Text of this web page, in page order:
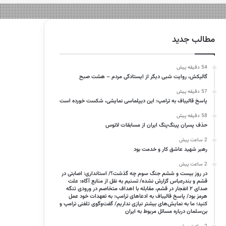
مطالب جدید
54 دقیقه پیش
گالیکش، روایت شبی دیگر از ایستادگی مردم – هشت صبح
57 دقیقه پیش
پاسخ قالیباف به ترامپ: این دیپلماسی نمایشی، شکست خورده است
58 دقیقه پیش
حذف پسران پینگ‌پنگ ایران از مسابقات لائوس
2 ساعت پیش
رهبر شهید عاشق کار و خدمت بود
2 ساعت پیش
در روز بیست و ششم جنگ سوم چه گذشت؟/ استانداری: اصابتی در
قشم و بندرعباس گزارش نشده/ تسنیم به نقل از منابع آگاه: علت
صدای ۲ انفجار در قشم، مقابله با اهداف متخاصم در ورودی تنگه
هرمز بود/ پاسخ قالیباف به ادعاهای ترامپ: به تعهدات‌ خود عمل
کنید؛ ما به نمایش‌های بیشتر نیازی نداریم/ گفت‌وگوی تلفنی ترامپ و
بن‌سلمان درباره مسائل مربوط به ایران